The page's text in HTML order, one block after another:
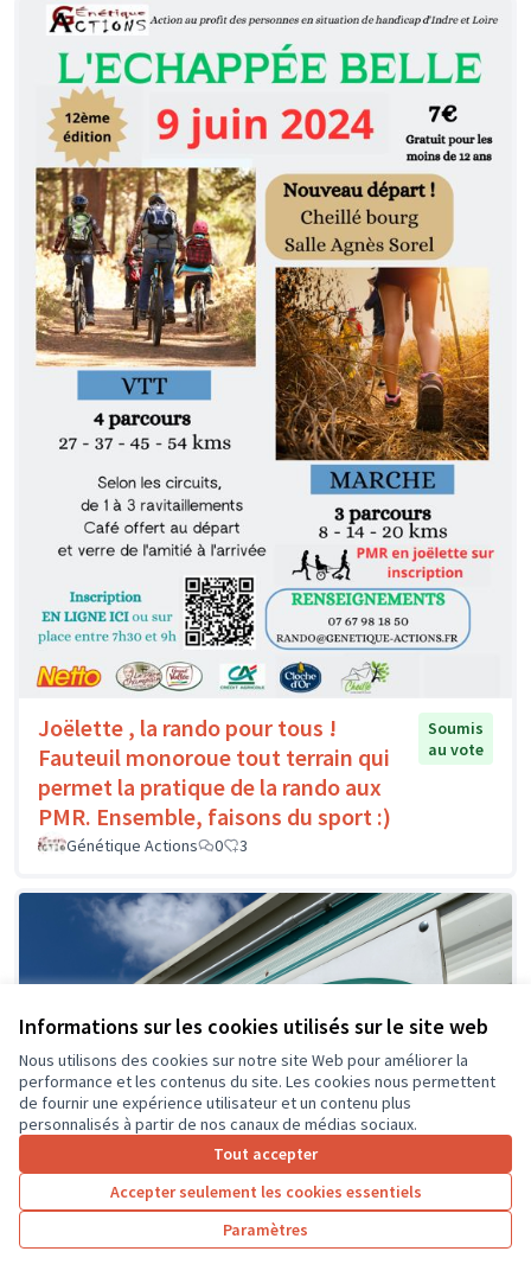
Informations sur les cookies utilisés sur le site web
Nous utilisons des cookies sur notre site Web pour améliorer la
performance et les contenus du site. Les cookies nous permettent
de fournir une expérience utilisateur et un contenu plus
personnalisés à partir de nos canaux de médias sociaux.
Tout accepter
Accepter seulement les cookies essentiels
Paramètres
Joëlette , la rando pour tous !
Fauteuil monoroue tout terrain qui
permet la pratique de la rando aux
PMR. Ensemble, faisons du sport :)
Soumis
au vote
Génétique Actions 0 3